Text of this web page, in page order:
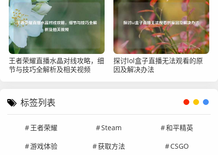
王者荣耀直播水晶对线攻略，细
节与技巧全解析及相关视频
探讨lol盒子直播无法观看的原
因及解决办法
标签列表
王者荣耀 Steam
和平精英
游戏体验
获取方法 CSGO